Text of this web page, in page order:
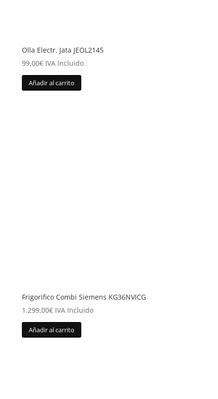
Olla Electr. Jata JEOL2145
99,00€ IVA Incluido
Añadir al carrito
Frigorifico Combi Siemens KG36NVICG
1.299,00€ IVA Incluido
Añadir al carrito